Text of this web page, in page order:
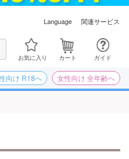
Language 関連サービス
お気に入り カート ガイド
向け R18へ 女性向け 全年齢へ